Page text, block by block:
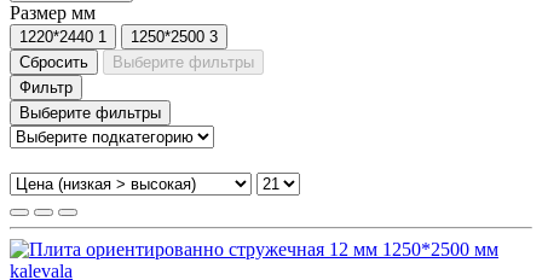
Размер мм
1220*2440 1 1250*2500 3
Сбросить
Выберите фильтры
Фильтр
Выберите фильтры